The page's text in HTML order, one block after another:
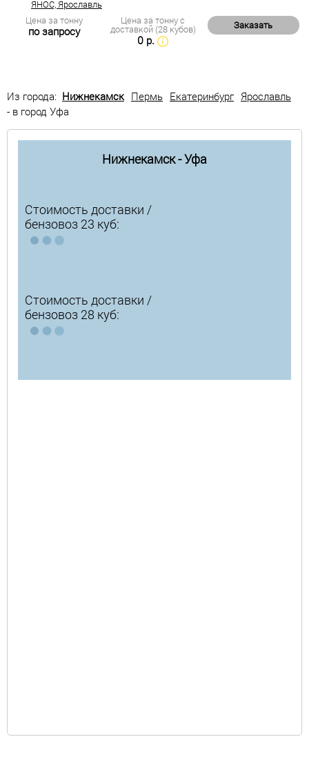
ЯНОС, Ярославль
Цена за тонну
по запросу
Цена за тонну с
доставкой (28 кубов)
0 р.
Заказать
Из города: Нижнекамск Пермь Екатеринбург Ярославль
- в город Уфа
Нижнекамск - Уфа
Стоимость доставки /
бензовоз 23 куб:
Стоимость доставки /
бензовоз 28 куб: